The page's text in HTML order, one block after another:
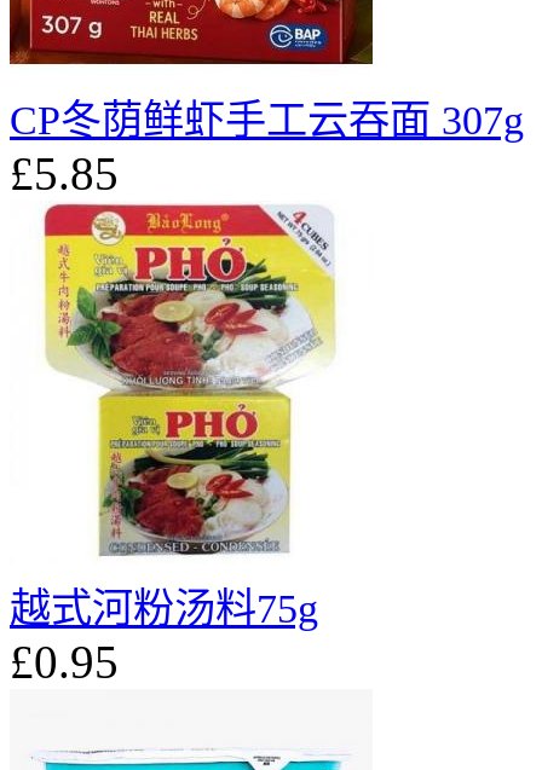
CP冬荫鲜虾手工云吞面 307g
£5.85
越式河粉汤料75g
£0.95